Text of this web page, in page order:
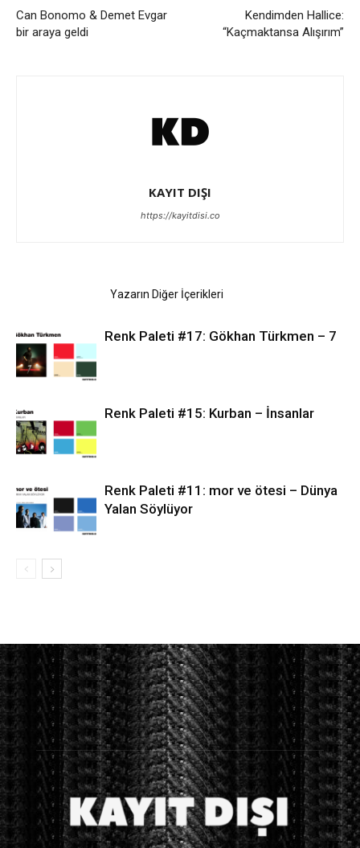
Can Bonomo & Demet Evgar
bir araya geldi
Kendimden Hallice:
“Kaçmaktansa Alışırım”
KAYIT DIŞI
https://kayitdisi.co
Yazarın Diğer İçerikleri
Renk Paleti #17: Gökhan Türkmen – 7
Renk Paleti #15: Kurban – İnsanlar
Renk Paleti #11: mor ve ötesi – Dünya
Yalan Söylüyor